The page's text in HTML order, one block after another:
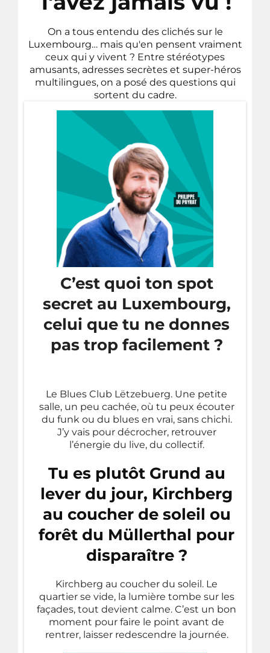
On a tous entendu des clichés sur le
Luxembourg… mais qu'en pensent vraiment
ceux qui y vivent ? Entre stéréotypes
amusants, adresses secrètes et super-héros
multilingues, on a posé des questions qui
sortent du cadre.
C’est quoi ton spot
secret au Luxembourg,
celui que tu ne donnes
pas trop facilement ?
Le Blues Club Lëtzebuerg. Une petite
salle, un peu cachée, où tu peux écouter
du funk ou du blues en vrai, sans chichi.
J’y vais pour décrocher, retrouver
l’énergie du live, du collectif.
Tu es plutôt Grund au
lever du jour, Kirchberg
au coucher de soleil ou
forêt du Müllerthal pour
disparaître ?
Kirchberg au coucher du soleil. Le
quartier se vide, la lumière tombe sur les
façades, tout devient calme. C’est un bon
moment pour faire le point avant de
rentrer, laisser redescendre la journée.